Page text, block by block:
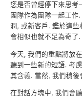
您是否曾經停下來思考
團隊作為團隊一起工作
潤, 或新客戶. 鑑於這
會相似也就不足為奇了
今天, 我們的重點將放
聽到一些新的短語. 考
其含義. 當然, 我們稍
在對話方塊中, 我們會